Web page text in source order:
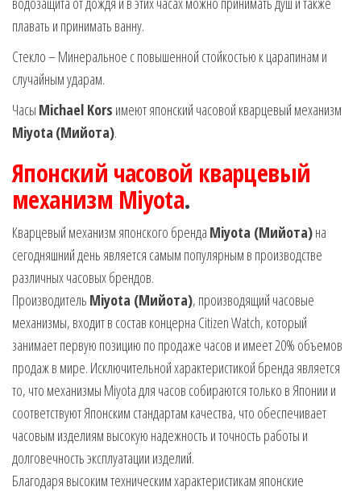
плавать и принимать ванну.
Стекло – Минеральное с повышенной стойкостью к царапинам и
случайным ударам.
Часы Michael Kors имеют японский часовой кварцевый механизм
Miyota (Мийота).
Японский часовой кварцевый
механизм Miyota.
Кварцевый механизм японского бренда Miyota (Мийота)на
сегодняшний день является самым популярным в производстве
различных часовых брендов.
Производитель Miyota (Мийота), производящий часовые
механизмы, входит в состав концерна Citizen Watch, который
занимает первую позицию по продаже часов и имеет 20% объемов
продаж в мире. Исключительной характеристикой бренда является
то, что механизмы Miyota для часов собираются только в Японии и
соответствуют Японским стандартам качества, что обеспечивает
часовым изделиям высокую надежность и точность работы и
долговечность эксплуатации изделий.
Благодаря высоким техническим характеристикам японские